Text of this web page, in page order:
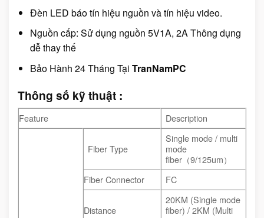
Đèn LED báo tín hiệu nguồn và tín hiệu video.
Nguồn cấp: Sử dụng nguồn 5V1A, 2A Thông dụng
dễ thay thế
Bảo Hành 24 Tháng Tại TranNamPC
Thông số kỹ thuật :
Feature Description
Fiber Type
Single mode / multi
mode
fiber（9/125um）
Fiber Connector
FC
Distance
20KM (Single mode
fiber) / 2KM (Multi